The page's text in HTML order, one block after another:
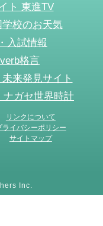
ト 東進TV
校のお天気
入試情報
格言
来発見サイト
ナガセ世界時計
リンクについて
ライバシーポリシー
サイトマップ
Inc.